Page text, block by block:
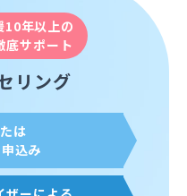
10年以上の
底サポート
リング
は
込み